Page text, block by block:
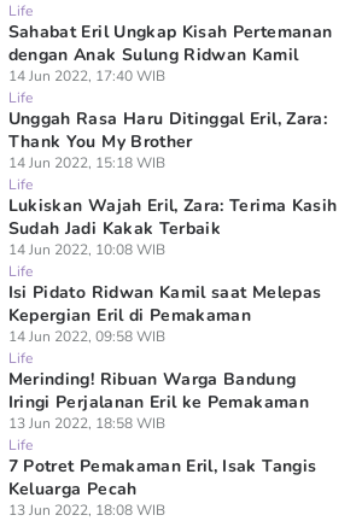
Life
Sahabat Eril Ungkap Kisah Pertemanan
dengan Anak Sulung Ridwan Kamil
14 Jun 2022, 17:40 WIB
Life
Unggah Rasa Haru Ditinggal Eril, Zara:
Thank You My Brother
14 Jun 2022, 15:18 WIB
Life
Lukiskan Wajah Eril, Zara: Terima Kasih
Sudah Jadi Kakak Terbaik
14 Jun 2022, 10:08 WIB
Life
Isi Pidato Ridwan Kamil saat Melepas
Kepergian Eril di Pemakaman
14 Jun 2022, 09:58 WIB
Life
Merinding! Ribuan Warga Bandung
Iringi Perjalanan Eril ke Pemakaman
13 Jun 2022, 18:58 WIB
Life
7 Potret Pemakaman Eril, Isak Tangis
Keluarga Pecah
13 Jun 2022, 18:08 WIB